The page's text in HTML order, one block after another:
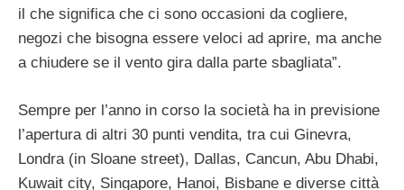
il che significa che ci sono occasioni da cogliere,
negozi che bisogna essere veloci ad aprire, ma anche
a chiudere se il vento gira dalla parte sbagliata”.
Sempre per l’anno in corso la società ha in previsione
l’apertura di altri 30 punti vendita, tra cui Ginevra,
Londra (in Sloane street), Dallas, Cancun, Abu Dhabi,
Kuwait city, Singapore, Hanoi, Bisbane e diverse città